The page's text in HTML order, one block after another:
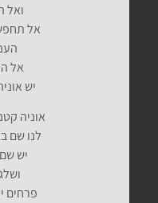
ואל
אל
אל
יש
אוניה
לנו שם
יש
פרחים